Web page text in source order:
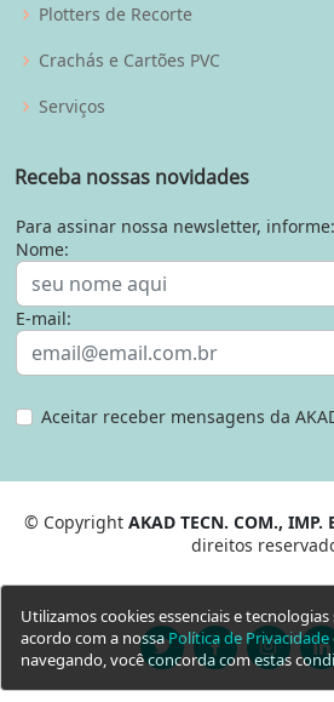
Plotters de Recorte
Crachás e Cartões PVC
Serviços
Receba nossas novidades
Para assinar nossa newsletter, informe:
Nome:
E-mail:
Aceitar receber mensagens da
© Copyright AKAD TECN. COM., IMP.
direitos
Utilizamos cookies essenciais e
acordo com a nossaPolítica de Privacidade
navegando, você concorda com estas